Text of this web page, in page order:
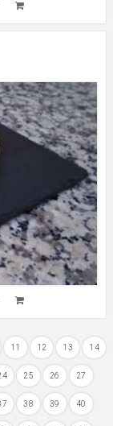
11 12 13 14
25 26 27
38 39 40